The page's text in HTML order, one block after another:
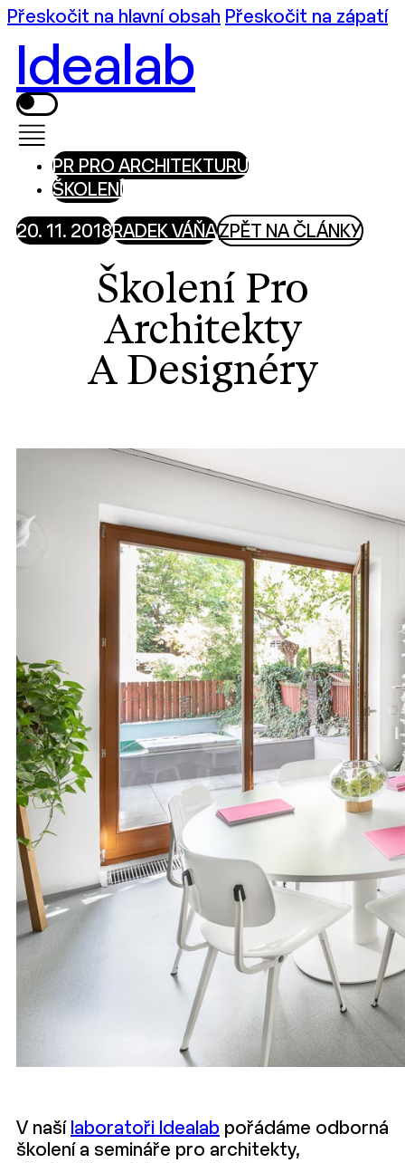
Přeskočit na hlavní obsah Přeskočit na zápatí
Idealab
PR PRO ARCHITEKTURU
ŠKOLENÍ
20. 11. 2018RADEK VÁŇAZPĚT NA ČLÁNKY
Školení Pro
Architekty
A Designéry
V naší laboratoři Idealab pořádáme odborná
školení a semináře pro architekty,